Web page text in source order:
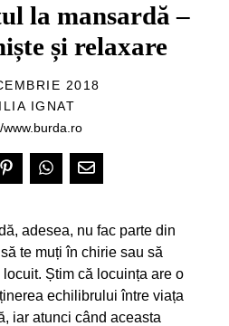
la mansardă –
și relaxare
2018
IGNAT
www.burda.ro
adesea, nu fac parte din
te muți în chirie sau să
Știm că locuința are o
echilibrului între viața
iar atunci când aceasta